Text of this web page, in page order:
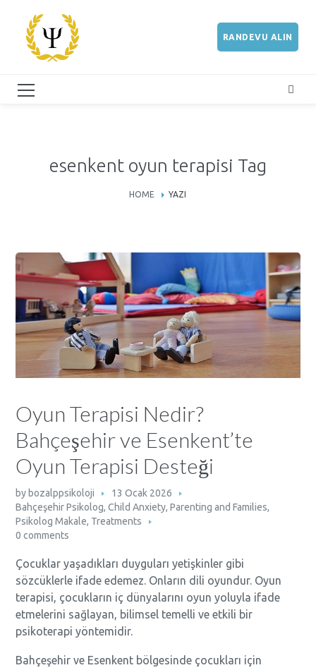
RANDEVU ALIN
esenkent oyun terapisi Tag
HOME YAZI
Oyun Terapisi Nedir?
Bahçeşehir ve Esenkent’te
Oyun Terapisi Desteği
by bozalppsikoloji
13 Ocak 2026
Bahçeşehir Psikolog,Child Anxiety,Parenting and Families,
Psikolog Makale, Treatments
0 comments
Çocuklar yaşadıkları duyguları yetişkinler gibi
sözcüklerle ifade edemez. Onların dili oyundur. Oyun
terapisi, çocukların iç dünyalarını oyun yoluyla ifade
etmelerini sağlayan, bilimsel temelli ve etkili bir
psikoterapi yöntemidir.
Bahçeşehir ve Esenkent bölgesinde çocukları için